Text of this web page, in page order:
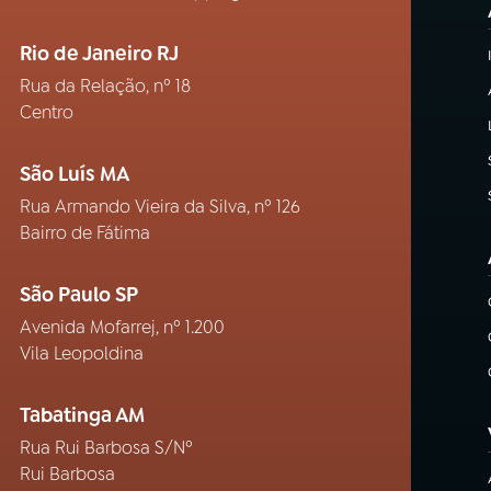
Rio de Janeiro RJ
Rua da Relação, nº 18
Centro
São Luís MA
Rua Armando Vieira da Silva, nº 126
Bairro de Fátima
São Paulo SP
Avenida Mofarrej, nº 1.200
Vila Leopoldina
Tabatinga AM
Rua Rui Barbosa S/Nº
Rui Barbosa